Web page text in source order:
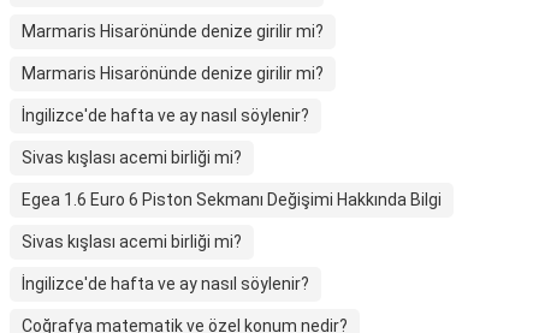
Marmaris Hisarönünde denize girilir mi?
Marmaris Hisarönünde denize girilir mi?
İngilizce'de hafta ve ay nasıl söylenir?
Sivas kışlası acemi birliği mi?
Egea 1.6 Euro 6 Piston Sekmanı Değişimi Hakkında Bilgi
Sivas kışlası acemi birliği mi?
İngilizce'de hafta ve ay nasıl söylenir?
Coğrafya matematik ve özel konum nedir?